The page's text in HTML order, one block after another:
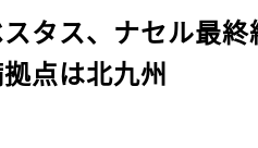
スタス、ナセル最
点は北九州